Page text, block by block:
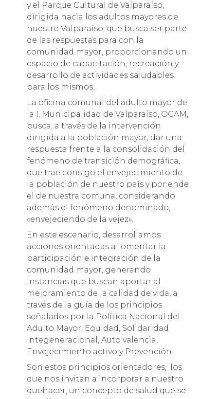
y el Parque Cultural de Valparaíso,
dirigida hacia los adultos mayores de
nuestro Valparaíso, que busca ser parte
de las respuestas para con la
comunidad mayor, proporcionando un
espacio de capacitación, recreación y
desarrollo de actividades saludables
para los mismos.
La oficina comunal del adulto mayor de
la I. Municipalidad de Valparaíso, OCAM,
busca, a través de la intervención
dirigida a la población mayor, dar una
respuesta frente a la consolidación del
fenómeno de transición demográfica,
que trae consigo el envejecimiento de
la población de nuestro país y por ende
el de nuestra comuna, considerando
además el fenómeno denominado,
«envejeciendo de la vejez».
En este escenario, desarrollamos
acciones orientadas a fomentar la
participación e integración de la
comunidad mayor, generando
instancias que buscan aportar al
mejoramiento de la calidad de vida, a
través de la guía de los principios
señalados por la Política Nacional del
Adulto Mayor: Equidad, Solidaridad
Integeneracional, Auto valencia,
Envejecimiento activo y Prevención.
Son estos principios orientadores, los
que nos invitan a incorporar a nuestro
quehacer, un concepto de salud que se